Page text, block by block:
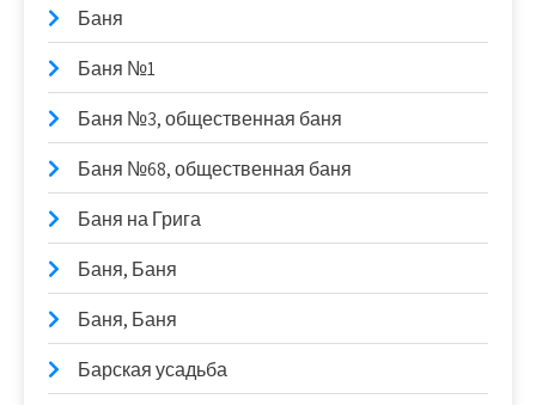
Баня
Баня №1
Баня №3, общественная баня
Баня №68, общественная баня
Баня на Грига
Баня, Баня
Баня, Баня
Барская усадьба